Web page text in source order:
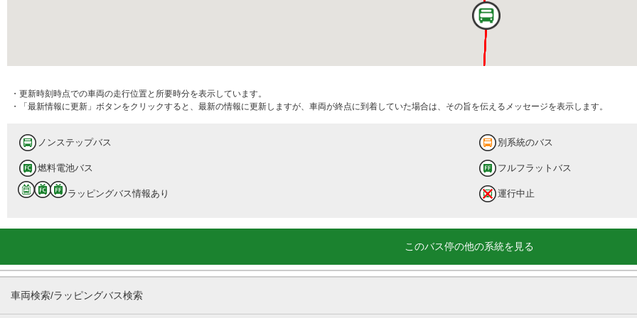
・更新時刻時点での車両の走行位置と所要時分を表示しています。
・「最新情報に更新」ボタンをクリックすると、最新の情報に更新しますが、車両が終点に到着していた場合は、その旨を伝えるメッセージを表示します。
ノンステップバス 別系統のバス
燃料電池バス フルフラットバス
ラッピングバス情報あり 運行中止
このバス停の他の系統を見る
車両検索/ラッピングバス検索